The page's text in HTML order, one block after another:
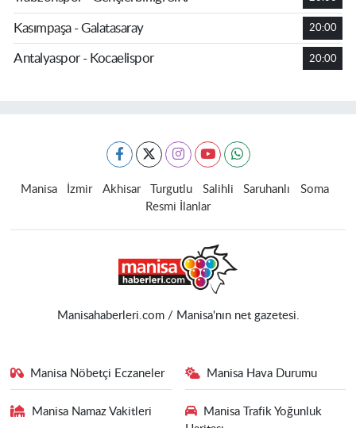
Kasımpaşa - Galatasaray 20:00
Antalyaspor - Kocaelispor 20:00
Manisa İzmir Akhisar Turgutlu Salihli Saruhanlı
Soma
Resmi İlanlar
Manisahaberleri.com / Manisa'nın net gazetesi.
Manisa Nöbetçi Eczaneler Manisa Hava Durumu
Manisa Namaz Vakitleri
Manisa Trafik Yoğunluk